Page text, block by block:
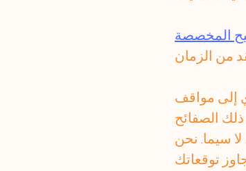
المخصصة
إلى مواقف
الصفائح
لا سيما. نحن